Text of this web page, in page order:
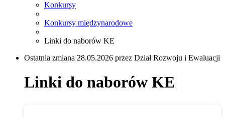
Konkursy
Konkursy międzynarodowe
Linki do naborów KE
Ostatnia zmiana 28.05.2026 przez Dział Rozwoju i Ewaluacji
Linki do naborów KE